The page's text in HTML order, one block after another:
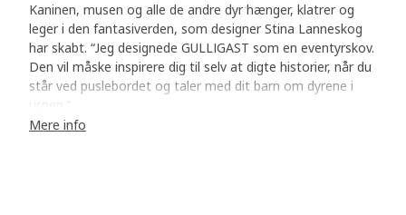
Kaninen, musen og alle de andre dyr hænger, klatrer og
leger i den fantasiverden, som designer Stina Lanneskog
har skabt. “Jeg designede GULLIGAST som en eventyrskov.
Den vil måske inspirere dig til selv at digte historier, når du
står ved puslebordet og taler med dit barn om dyrene i
uroen.”
Mere info